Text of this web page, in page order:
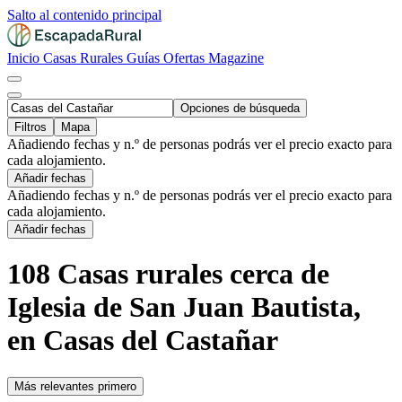
Salto al contenido principal
Inicio Casas Rurales Guías Ofertas Magazine
Opciones de búsqueda
Filtros
Mapa
Añadiendo fechas y n.º de personas podrás ver el precio exacto para
cada alojamiento.
Añadir fechas
Añadiendo fechas y n.º de personas podrás ver el precio exacto para
cada alojamiento.
Añadir fechas
108 Casas rurales cerca de
Iglesia de San Juan Bautista,
en Casas del Castañar
Más relevantes primero